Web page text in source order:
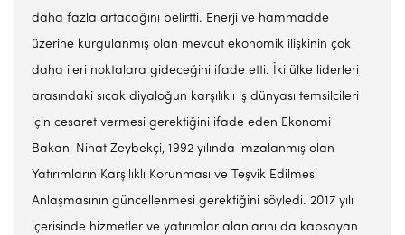
daha fazla artacağını belirtti. Enerji ve hammadde
üzerine kurgulanmış olan mevcut ekonomik ilişkinin çok
daha ileri noktalara gideceğini ifade etti. İki ülke liderleri
arasındaki sıcak diyaloğun karşılıklı iş dünyası temsilcileri
için cesaret vermesi gerektiğini ifade eden Ekonomi
Bakanı Nihat Zeybekçi, 1992 yılında imzalanmış olan
Yatırımların Karşılıklı Korunması ve Teşvik Edilmesi
Anlaşmasının güncellenmesi gerektiğini söyledi. 2017 yılı
içerisinde hizmetler ve yatırımlar alanlarını da kapsayan